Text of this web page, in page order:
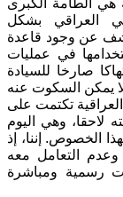
العراقي بشكل
عن وجود قاعدة
في عمليات
صارخا للسيادة
لا يمكن السكوت عنه
تكتمت على
لاحقا، وهي اليوم
الخصوص. إننا، إذ
وعدم التعامل معه
رسمية ومباشرة